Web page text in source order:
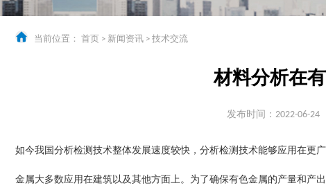
当前位置： 首页 > 新闻资讯 > 技术交流
材料分析在
发布时间：2022-06-24
如今我国分析检测技术整体发展速度较快，分析检测技术能够应用在更
金属大多数应用在建筑以及其他方面上。为了确保有色金属的产量和产